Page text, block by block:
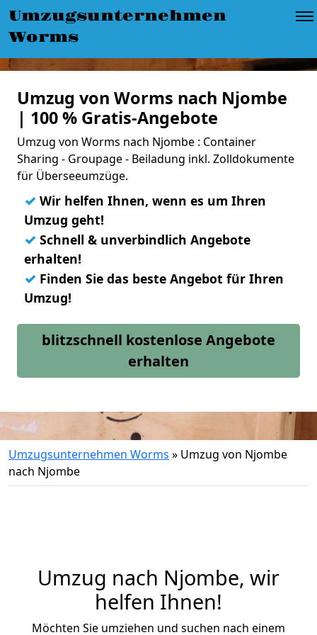
Umzugsunternehmen
Worms
Umzug von Worms nach Njombe
| 100 % Gratis-Angebote
Umzug von Worms nach Njombe : Container
Sharing - Groupage - Beiladung inkl. Zolldokumente
für Überseeumzüge.
✓ Wir helfen Ihnen, wenn es um Ihren
Umzug geht!
✓ Schnell & unverbindlich Angebote
erhalten!
✓ Finden Sie das beste Angebot für Ihren
Umzug!
blitzschnell kostenlose Angebote
erhalten
Umzugsunternehmen Worms » Umzug von Njombe
nach Njombe
Umzug nach Njombe, wir
helfen Ihnen!
Möchten Sie umziehen und suchen nach einem